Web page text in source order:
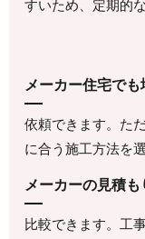
すいため、定期的
メーカー住宅で
依頼できます。た
に合う施工方法を
メーカーの見積
比較できます。工